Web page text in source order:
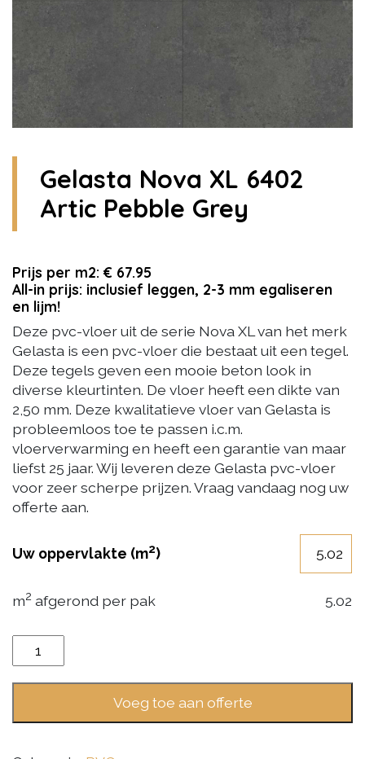
Gelasta Nova XL 6402
Artic Pebble Grey
Prijs per m2: € 67.95
All-in prijs: inclusief leggen, 2-3 mm egaliseren
en lijm!
Deze pvc-vloer uit de serie Nova XL van het merk
Gelasta is een pvc-vloer die bestaat uit een tegel.
Deze tegels geven een mooie beton look in
diverse kleurtinten. De vloer heeft een dikte van
2,50 mm. Deze kwalitatieve vloer van Gelasta is
probleemloos toe te passen i.c.m.
vloerverwarming en heeft een garantie van maar
liefst 25 jaar. Wij leveren deze Gelasta pvc-vloer
voor zeer scherpe prijzen. Vraag vandaag nog uw
offerte aan.
Uw oppervlakte (m2)
m2 afgerond per pak 5.02
Gelasta
Nova
XL
Voeg toe aan offerte